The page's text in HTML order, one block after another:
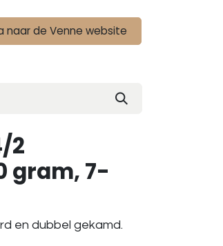
naar de Venne website
2
gram, 7-
en dubbel gekamd.